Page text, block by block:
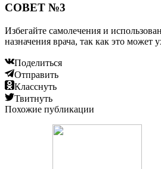
СОВЕТ №3
Избегайте самолечения и
назначения врача, так как это может
Поделиться
Отправить
Класснуть
Твитнуть
Похожие публикации